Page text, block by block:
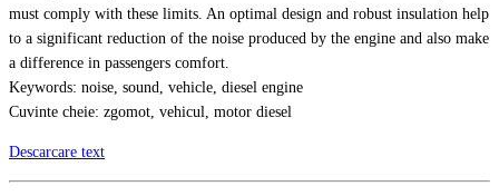
must comply with these limits. An optimal design and robust insulation help
to a significant reduction of the noise produced by the engine and also make
a difference in passengers comfort.
Keywords: noise, sound, vehicle, diesel engine
Cuvinte cheie: zgomot, vehicul, motor diesel
Descarcare text